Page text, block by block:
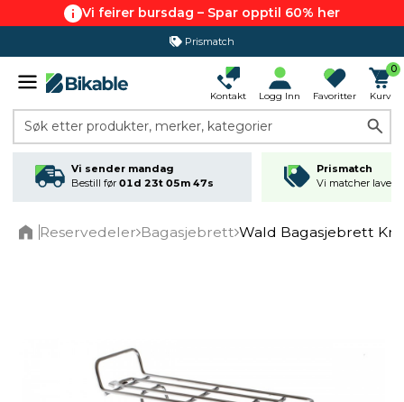
Vi feirer bursdag – Spar opptil 60% her
Prismatch
Kontakt Logg Inn Favoritter
0
Kurv
Søk etter produkter, merker, kategorier
Vi sender mandag
Bestill før 01d 23t 05m 47s
Prismatch
Vi matcher
Reservedeler Bagasjebrett Wald Bagasjebrett